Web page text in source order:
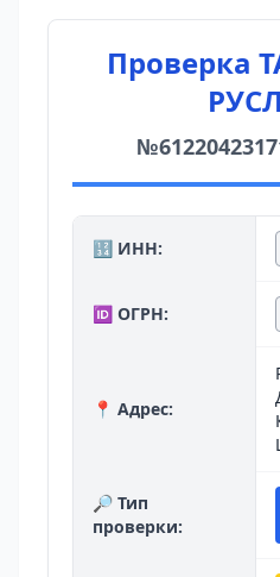
Проверка
🔢 ИНН:
🆔 ОГРН:
📍 Адрес:
🔎 Тип
проверки: